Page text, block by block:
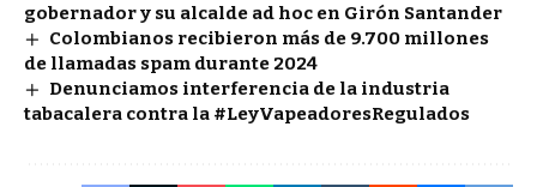
gobernador y su alcalde ad hoc en Girón Santander
Colombianos recibieron más de 9.700 millones
de llamadas spam durante 2024
Denunciamos interferencia de la industria
tabacalera contra la #LeyVapeadoresRegulados